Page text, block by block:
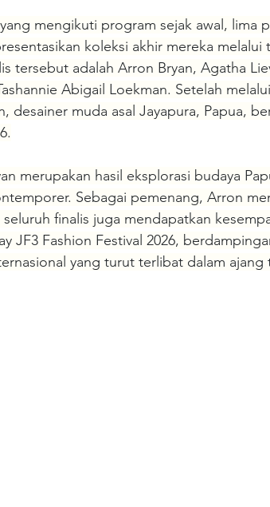
mengikuti program sejak awal, lima
koleksi akhir mereka melalui
tersebut adalah Arron Bryan, Agatha
Abigail Loekman. Setelah
desainer muda asal Jayapura, Papua,
merupakan hasil eksplorasi budaya
Sebagai pemenang, Arron
finalis juga mendapatkan
JF3 Fashion Festival 2026,
yang turut terlibat dalam ajang